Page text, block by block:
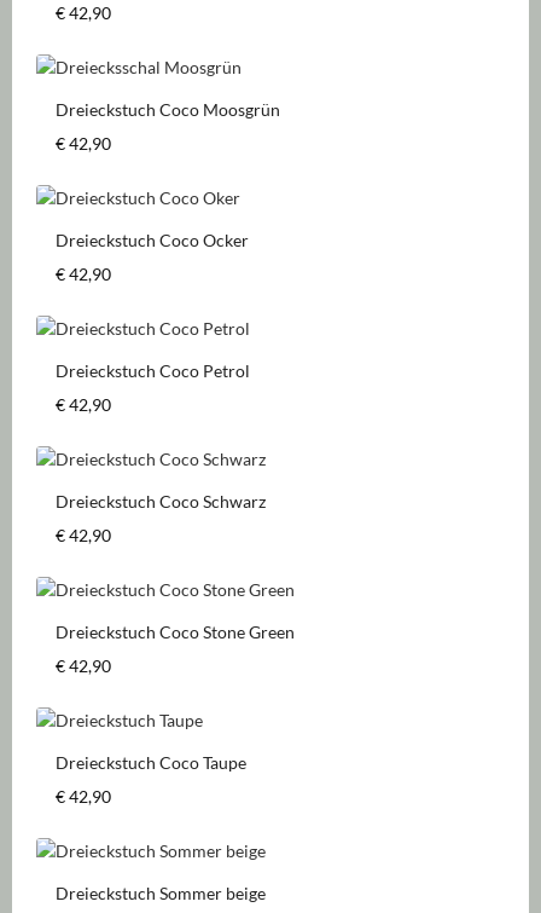
Regulärer Preis:
€ 42,90
Dreieckstuch Coco Moosgrün
Regulärer Preis:
€ 42,90
Dreieckstuch Coco Ocker
Regulärer Preis:
€ 42,90
Dreieckstuch Coco Petrol
Regulärer Preis:
€ 42,90
Dreieckstuch Coco Schwarz
Regulärer Preis:
€ 42,90
Dreieckstuch Coco Stone Green
Regulärer Preis:
€ 42,90
Dreieckstuch Coco Taupe
Regulärer Preis:
€ 42,90
Dreieckstuch Sommer beige